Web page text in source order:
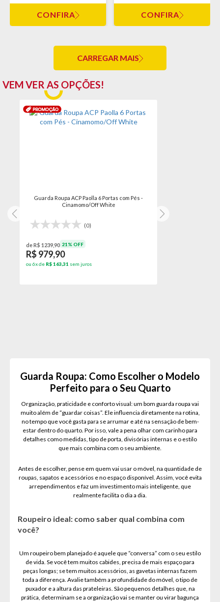
CONFIRA CONFIRA
CARREGAR MAIS
VEM VER AS OPÇÕES!
Guarda Roupa ACP Paolla 6 Portas com Pés -
Cinamomo/Off White
(0)
de R$ 1239,90 21% OFF
R$ 979,90
ou 6x de R$ 163,31 sem juros
Guarda Roupa: Como Escolher o Modelo
Perfeito para o Seu Quarto
Organização, praticidade e conforto visual: um bom guarda roupa vai
muito além de “guardar coisas”. Ele influencia diretamente na rotina,
no tempo que você gasta para se arrumar e até na sensação de bem-
estar dentro do quarto. Por isso, vale a pena olhar com carinho para
detalhes como medidas, tipo de porta, divisórias internas e o estilo
que mais combina com o seu ambiente.
Antes de escolher, pense em quem vai usar o móvel, na quantidade de
roupas, sapatos e acessórios e no espaço disponível. Assim, você evita
arrependimentos e faz um investimento mais inteligente, que
realmente facilita o dia a dia.
Roupeiro ideal: como saber qual combina com
você?
Um roupeiro bem planejado é aquele que “conversa” com o seu estilo
de vida. Se você tem muitos cabides, precisa de mais espaço para
peças longas; se tem muitos acessórios, as gavetas internas fazem
toda a diferença. Avalie também a profundidade do móvel, o tipo de
puxador e a altura das prateleiras. São pequenos detalhes que, na
prática, determinam se a organização vai se manter ou virar bagunça